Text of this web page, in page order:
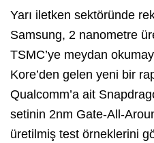
Yarı iletken sektöründe
Samsung, 2 nanometre
TSMC’ye meydan
Kore’den gelen yeni bir
Qualcomm’a ait
setinin 2nm Gate-All-
üretilmiş test örneklerini